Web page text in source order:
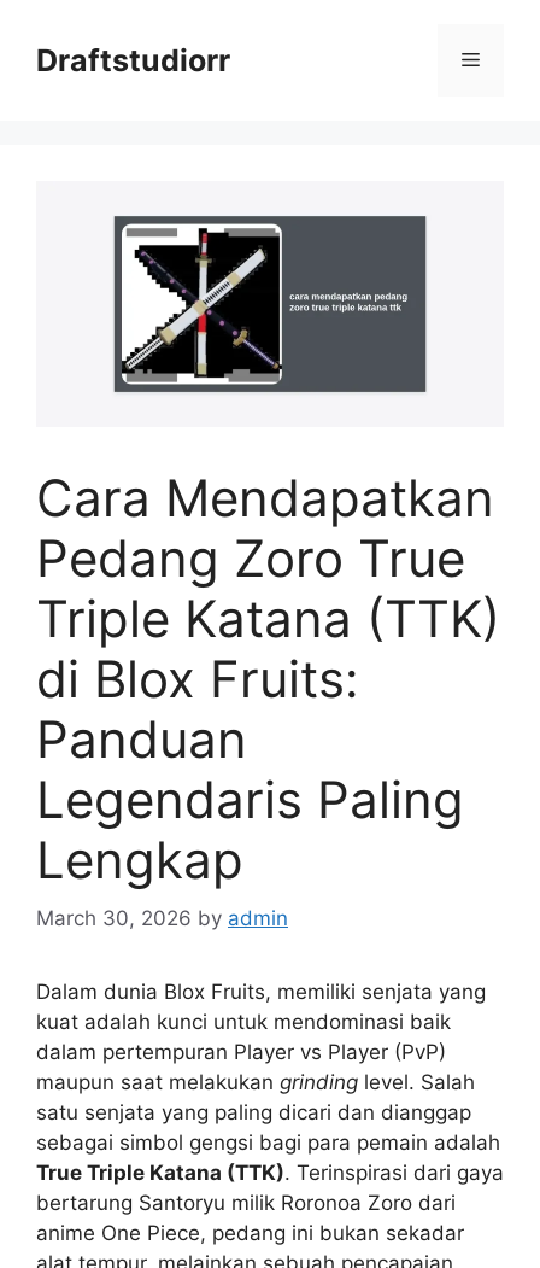
contentDraftstudiorr Menu
Cara Mendapatkan
Pedang Zoro True
Triple Katana (TTK)
di Blox Fruits:
Panduan
Legendaris Paling
Lengkap
March 30, 2026 by admin
Dalam dunia Blox Fruits, memiliki senjata yang
kuat adalah kunci untuk mendominasi baik
dalam pertempuran Player vs Player (PvP)
maupun saat melakukan grinding level. Salah
satu senjata yang paling dicari dan dianggap
sebagai simbol gengsi bagi para pemain adalah
True Triple Katana (TTK). Terinspirasi dari gaya
bertarung Santoryu milik Roronoa Zoro dari
anime One Piece, pedang ini bukan sekadar